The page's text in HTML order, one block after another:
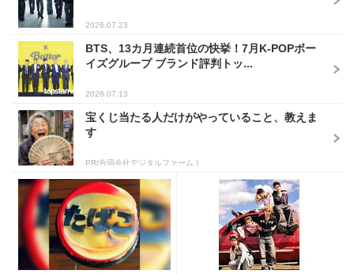
2026.07.23
BTS、13カ月連続首位の快挙！7月K-POPボー
イズグループ ブランド評判トッ...
2026.07.13
宝くじ当たる人だけがやっていること、教えま
す
PR(合同会社デジタルファーム )